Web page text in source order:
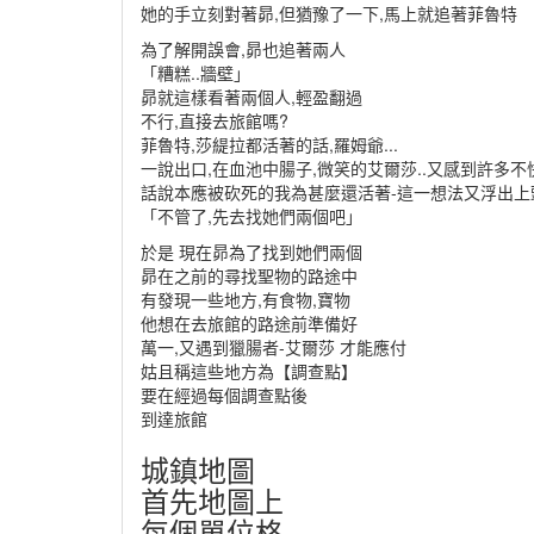
她的手立刻對著昴,但猶豫了一下,馬上就追著菲魯特
為了解開誤會,昴也追著兩人
「糟糕..牆壁」
昴就這樣看著兩個人,輕盈翻過
不行,直接去旅館嗎?
菲魯特,莎緹拉都活著的話,羅姆爺...
一說出口,在血池中腸子,微笑的艾爾莎..又感到許多不
話說本應被砍死的我為甚麼還活著-這一想法又浮出
「不管了,先去找她們兩個吧」
於是 現在昴為了找到她們兩個
昴在之前的尋找聖物的路途中
有發現一些地方,有食物,寶物
他想在去旅館的路途前準備好
萬一,又遇到獵腸者-艾爾莎 才能應付
姑且稱這些地方為【調查點】
要在經過每個調查點後
到達旅館
城鎮地圖
首先地圖上